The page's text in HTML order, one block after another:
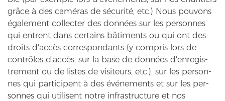
grâce à des caméras de sécurité, etc.) Nous pou­vons
également coll­ec­ter des données sur les per­son­nes
qui ent­rent dans cer­tains bâtiments ou qui ont des
droits d'accès cor­re­spond­ants (y com­pris lors de
contrôles d'accès, sur la base de données d'en­re­gis­
tre­ment ou de lis­tes de vi­si­teurs, etc.), sur les per­son­
nes qui par­ti­ci­pent à des événements et sur les per­
son­nes qui uti­li­sent notre in­fra­struc­tu­re et nos